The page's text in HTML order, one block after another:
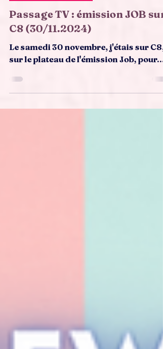
Dans les médias
Passage TV : émission JOB sur
C8 (30/11.2024)
Le samedi 30 novembre, j'étais sur C8,
sur le plateau de l'émission Job, pour...